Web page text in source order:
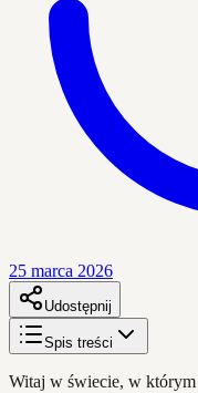
25 marca 2026
Udostępnij
Spis treści
Witaj w świecie, w